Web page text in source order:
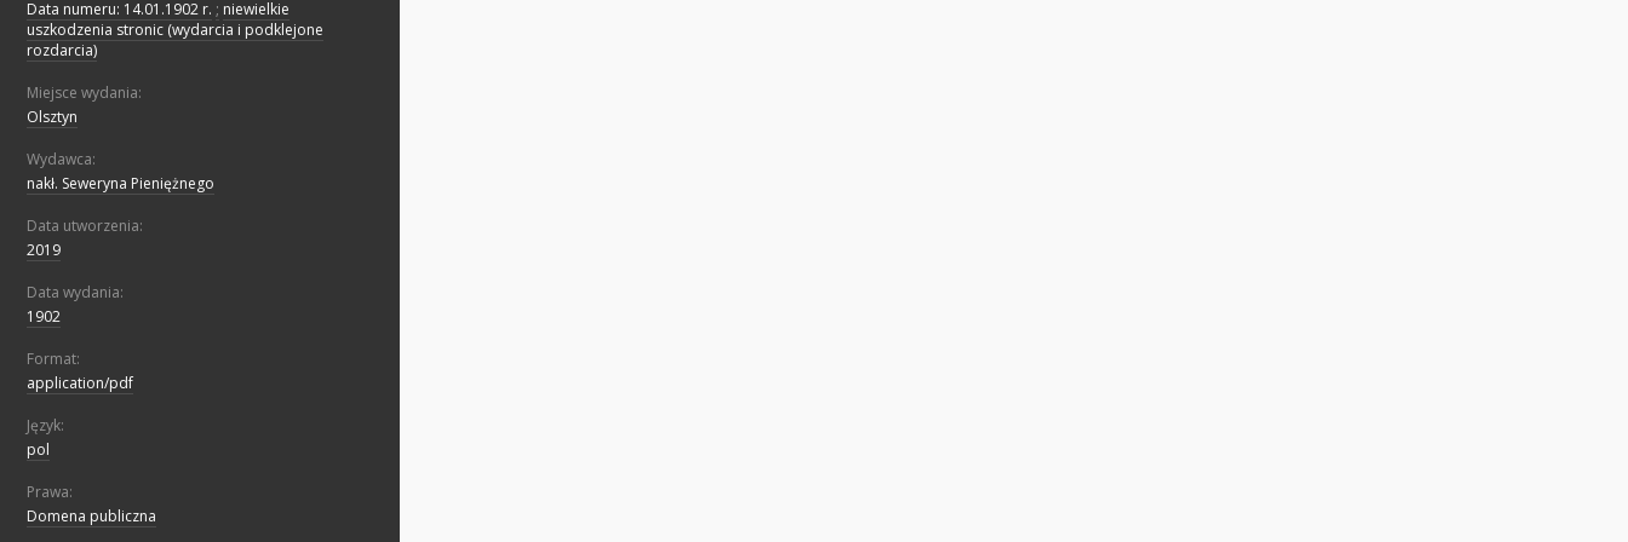
Data numeru: 14.01.1902 r. ; niewielkie
uszkodzenia stronic (wydarcia i podklejone
rozdarcia)
Miejsce wydania:
Olsztyn
Wydawca:
nakł. Seweryna Pieniężnego
Data utworzenia:
2019
Data wydania:
1902
Format:
application/pdf
Język:
pol
Prawa:
Domena publiczna